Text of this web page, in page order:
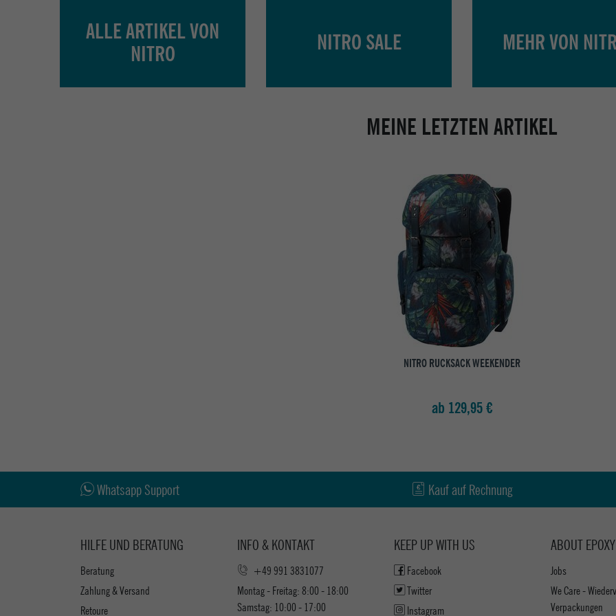
ALLE ARTIKEL VON
NITRO
NITRO SALE MEHR VON
MEINE LETZTEN ARTIKEL
NITRO RUCKSACK WEEKENDER
ab 129,95 €
Whatsapp Support Kauf auf Rechnung
HILFE UND BERATUNG
Beratung
Zahlung & Versand
Retoure
INFO & KONTAKT
+49 991 3831077
Montag - Freitag: 8:00 - 18:00
Samstag: 10:00 - 17:00
ABOUT EPOXY
Jobs
We Care -
Verpackungen
KEEP UP WITH US
Facebook
Twitter
Instagram